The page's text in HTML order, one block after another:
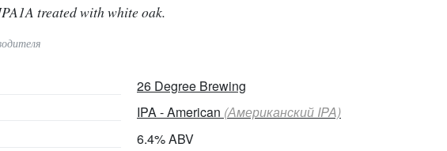
treated with white oak.
26 Degree Brewing
IPA - American (Американский IPA)
6.4% ABV